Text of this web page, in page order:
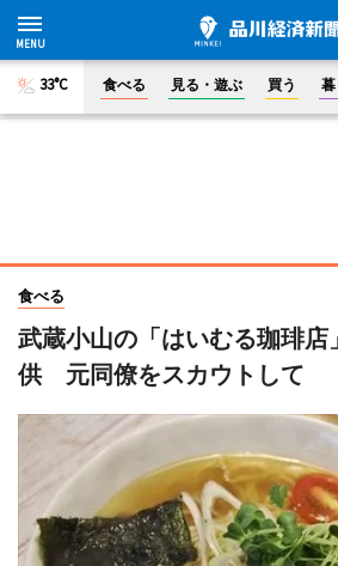
33°C 食べる 見る・遊ぶ 買う 暮
食べる
武蔵小山の「はいむる珈琲店
供 元同僚をスカウトして